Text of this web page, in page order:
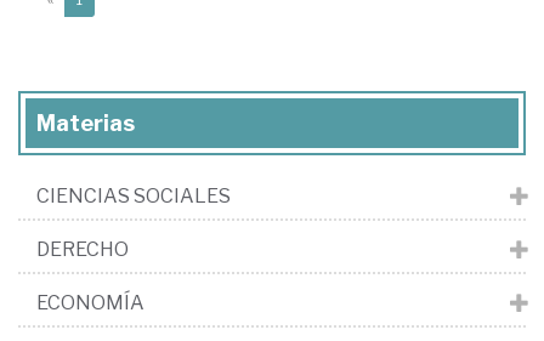
Materias
CIENCIAS SOCIALES
DERECHO
ECONOMÍA